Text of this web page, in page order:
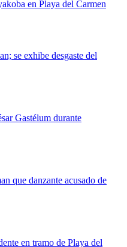
en Playa del Carmen
se exhibe desgaste del
Gastélum durante
que danzante acusado de
en tramo de Playa del